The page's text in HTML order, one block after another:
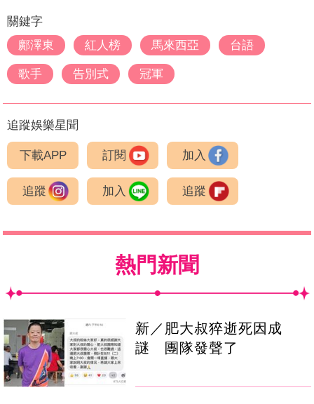
關鍵字
鄺澤東
紅人榜 馬來西亞 台語
歌手 告別式 冠軍
追蹤娛樂星聞
下載APP 訂閱 加入
追蹤 加入 追蹤
熱門新聞
新／肥大叔猝逝死因成
謎 團隊發聲了